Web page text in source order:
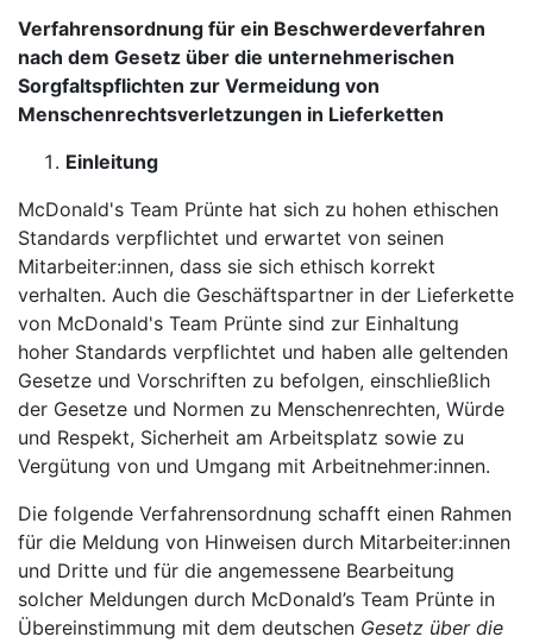
Verfahrensordnung für ein Beschwerdeverfahren
nach dem Gesetz über die unternehmerischen
Sorgfaltspflichten zur Vermeidung von
Menschenrechtsverletzungen in Lieferketten
Einleitung
McDonald's Team Prünte hat sich zu hohen ethischen
Standards verpflichtet und erwartet von seinen
Mitarbeiter:innen, dass sie sich ethisch korrekt
verhalten. Auch die Geschäftspartner in der Lieferkette
von McDonald's Team Prünte sind zur Einhaltung
hoher Standards verpflichtet und haben alle geltenden
Gesetze und Vorschriften zu befolgen, einschließlich
der Gesetze und Normen zu Menschenrechten, Würde
und Respekt, Sicherheit am Arbeitsplatz sowie zu
Vergütung von und Umgang mit Arbeitnehmer:innen.
Die folgende Verfahrensordnung schafft einen Rahmen
für die Meldung von Hinweisen durch Mitarbeiter:innen
und Dritte und für die angemessene Bearbeitung
solcher Meldungen durch McDonald’s Team Prünte in
Übereinstimmung mit dem deutschen Gesetz über die